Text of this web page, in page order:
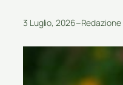
3 Luglio, 2026–Redazione